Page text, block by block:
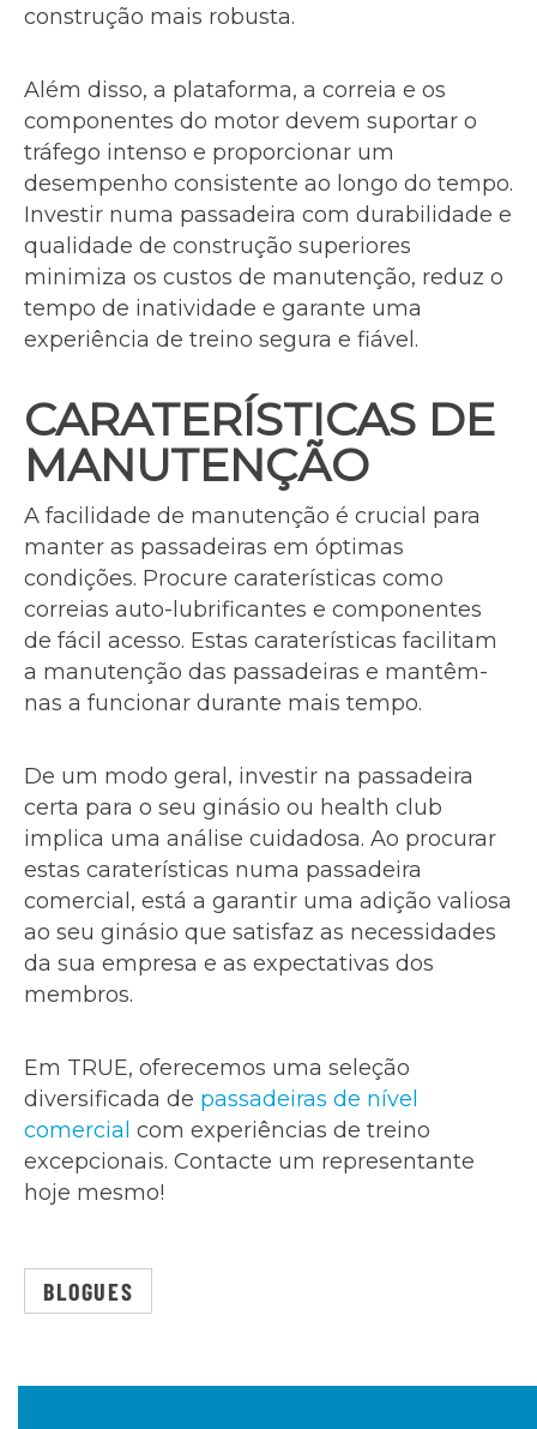
construção mais robusta.
Além disso, a plataforma, a correia e os
componentes do motor devem suportar o
tráfego intenso e proporcionar um
desempenho consistente ao longo do tempo.
Investir numa passadeira com durabilidade e
qualidade de construção superiores
minimiza os custos de manutenção, reduz o
tempo de inatividade e garante uma
experiência de treino segura e fiável.
CARATERÍSTICAS DE
MANUTENÇÃO
A facilidade de manutenção é crucial para
manter as passadeiras em óptimas
condições. Procure caraterísticas como
correias auto-lubrificantes e componentes
de fácil acesso. Estas caraterísticas facilitam
a manutenção das passadeiras e mantêm-
nas a funcionar durante mais tempo.
De um modo geral, investir na passadeira
certa para o seu ginásio ou health club
implica uma análise cuidadosa. Ao procurar
estas caraterísticas numa passadeira
comercial, está a garantir uma adição valiosa
ao seu ginásio que satisfaz as necessidades
da sua empresa e as expectativas dos
membros.
Em TRUE, oferecemos uma seleção
diversificada de passadeiras de nível
comercial com experiências de treino
excepcionais. Contacte um representante
hoje mesmo!
BLOGUES